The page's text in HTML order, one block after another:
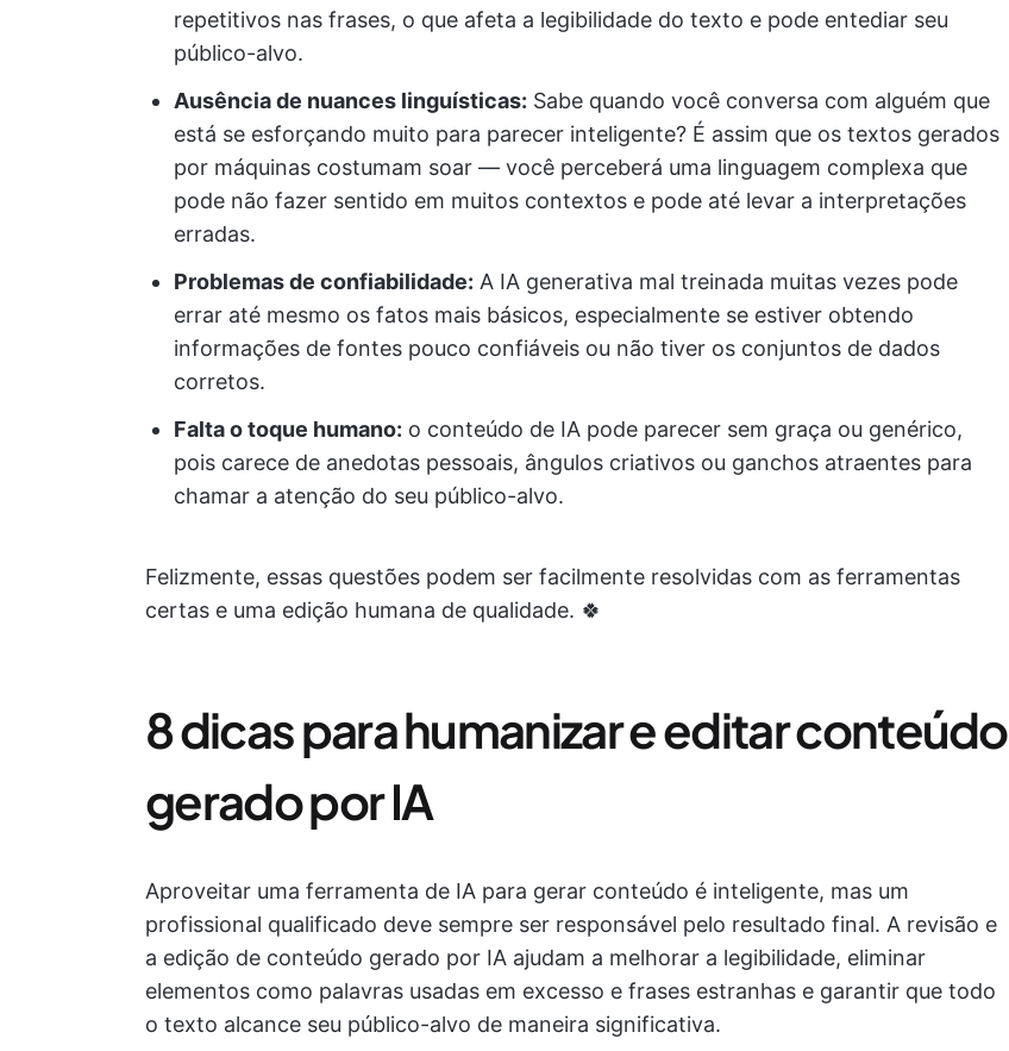
repetitivos nas frases, o que afeta a legibilidade do texto e pode entediar seu
público-alvo.
Ausência de nuances linguísticas: Sabe quando você conversa com alguém que
está se esforçando muito para parecer inteligente? É assim que os textos gerados
por máquinas costumam soar — você perceberá uma linguagem complexa que
pode não fazer sentido em muitos contextos e pode até levar a interpretações
erradas.
Problemas de confiabilidade: A IA generativa mal treinada muitas vezes pode
errar até mesmo os fatos mais básicos, especialmente se estiver obtendo
informações de fontes pouco confiáveis ou não tiver os conjuntos de dados
corretos.
Falta o toque humano: o conteúdo de IA pode parecer sem graça ou genérico,
pois carece de anedotas pessoais, ângulos criativos ou ganchos atraentes para
chamar a atenção do seu público-alvo.
Felizmente, essas questões podem ser facilmente resolvidas com as ferramentas
certas e uma edição humana de qualidade. 🍀
8 dicas para humanizar e editar conteúdo
gerado por IA
Aproveitar uma ferramenta de IA para gerar conteúdo é inteligente, mas um
profissional qualificado deve sempre ser responsável pelo resultado final. A revisão e
a edição de conteúdo gerado por IA ajudam a melhorar a legibilidade, eliminar
elementos como palavras usadas em excesso e frases estranhas e garantir que todo
o texto alcance seu público-alvo de maneira significativa.